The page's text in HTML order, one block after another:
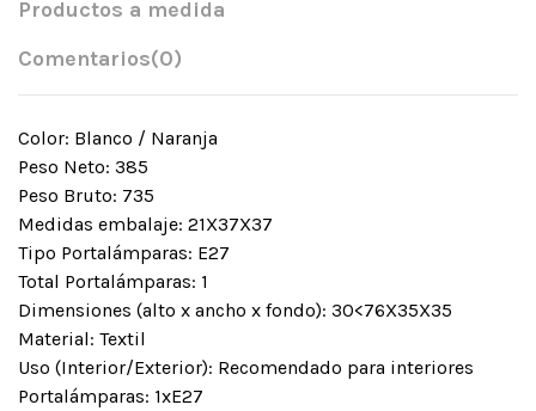
Productos a medida
Comentarios(0)
Color: Blanco / Naranja
Peso Neto: 385
Peso Bruto: 735
Medidas embalaje: 21X37X37
Tipo Portalámparas: E27
Total Portalámparas: 1
Dimensiones (alto x ancho x fondo): 30<76X35X35
Material: Textil
Uso (Interior/Exterior): Recomendado para interiores
Portalámparas: 1xE27